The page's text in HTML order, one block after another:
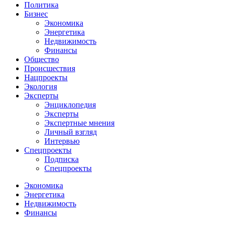
Политика
Бизнес
Экономика
Энергетика
Недвижимость
Финансы
Общество
Происшествия
Нацпроекты
Экология
Эксперты
Энциклопедия
Эксперты
Экспертные мнения
Личный взгляд
Интервью
Спецпроекты
Подписка
Спецпроекты
Экономика
Энергетика
Недвижимость
Финансы